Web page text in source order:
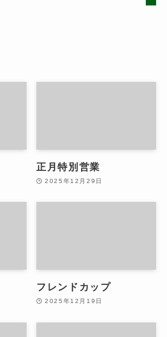
正月特別営業
2025年12月29日
フレンドカップ
2025年12月19日